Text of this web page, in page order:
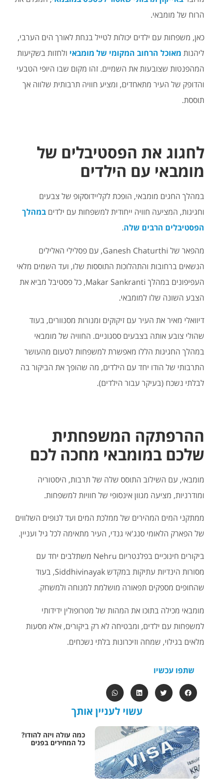
הרוח של מומבאי.
כאן, משפחות עם ילדים יכולות לטייל בנחת לאורך הים הערבי,
ליהנות מאוכל הרחוב המקומי של מומבאי ולחזות בשקיעות
המהפנטות שצובעות את השמיים. זהו מקום שבו היופי הטבעי
והדופק של העיר מתאחדים, ומציע חוויה תרבותית שלווה אך
תוססת.
לחגוג את הפסטיבלים של
מומבאי עם הילדים
במהלך החגים מומבאי, הופכת לקליידוסקופ של צבעים
וחגיגות, המציעה חוויה ייחודית למשפחות עם ילדים במהלך
הפסטיבלים הרבים שלה.
מהפאר של Ganesh Chaturthi, עם פסלילי האלילים
הנשאים ברחובות והתהלוכות התוססות שלו, ועד השמים מלאי
העפיפונים במהלך Makar Sankranti, כל פסטיבל מביא את
הצבע השונה שלו למומבאי.
דיוואלי מאיר את העיר עם זיקוקים ומנורות מסנוורים, בעוד
שהולי צובע אותה בצבעים ססגוניים. החוויה של מומבאי
במהלך החגיגות הללו מאפשרת למשפחות לטעום מהעושר
התרבותי של הודו יחד עם הילדים, מה שהופך את הביקור בה
לבלתי נשכח (בעיקר עבור הילדים).
ההרפתקה המשפחתית
שלכם במומבאי מחכה לכם
מומבאי, עם השילוב התוסס שלה של תרבות, היסטוריה
ומודרניות, מציעה מגוון אינסופי של חוויות למשפחות.
ממתקני המים המהירים של ממלכת המים ועד לנופים השלווים
של הפארק הלאומי סנג'אי גנדי, העיר מתאימה לכל גיל ועניין.
ביקורים חינוכיים בפלנטריום Nehru משתלבים יחד עם
מסורות הינדיות עתיקות במקדש Siddhivinayak, בעוד
שהחופים מספקים תפאורה מושלמת למנוחה ולמשחק.
מומבאי מכילה בתוכו את המהות של מטרופולין ידידותי
למשפחות עם ילדים, ומבטיחה לא רק ביקורים, אלא מסעות
מלאים בגילוי, שמחה וזיכרונות בלתי נשכחים.
שתפו עכשיו
עשוי לעניין אותך
כמה עולה ויזה להודו?
כל המחירים בפנים